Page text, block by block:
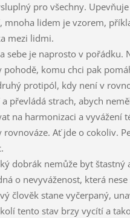
pro všechny.
mnoha lidem je vzorem,
mezi lidmi.
sebe je naprosto v pořádku.
pohodě, komu chci pak
protipól, kdy není v
převládá strach, abych
na harmonizaci a vyvážení
rovnováze. Ať jde o cokoliv.
dobrák nemůže byt štastný
o nevyváženost, která nese
člověk stane vyčerpaný,
tento stav brzy vycítí a